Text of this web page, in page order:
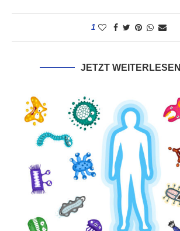
1
JETZT WEITERLESEN